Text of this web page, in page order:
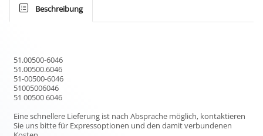
Beschreibung
51.00500-6046
51.00500.6046
51-00500-6046
51005006046
51 00500 6046
Eine schnellere Lieferung ist nach Absprache möglich, kontaktieren
Sie uns bitte für Expressoptionen und den damit verbundenen